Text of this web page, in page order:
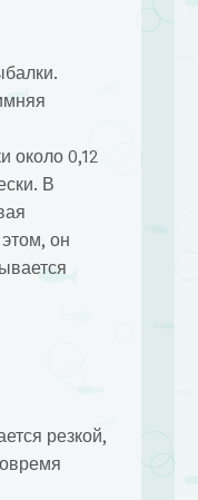
около 0,12
В
он
резкой,